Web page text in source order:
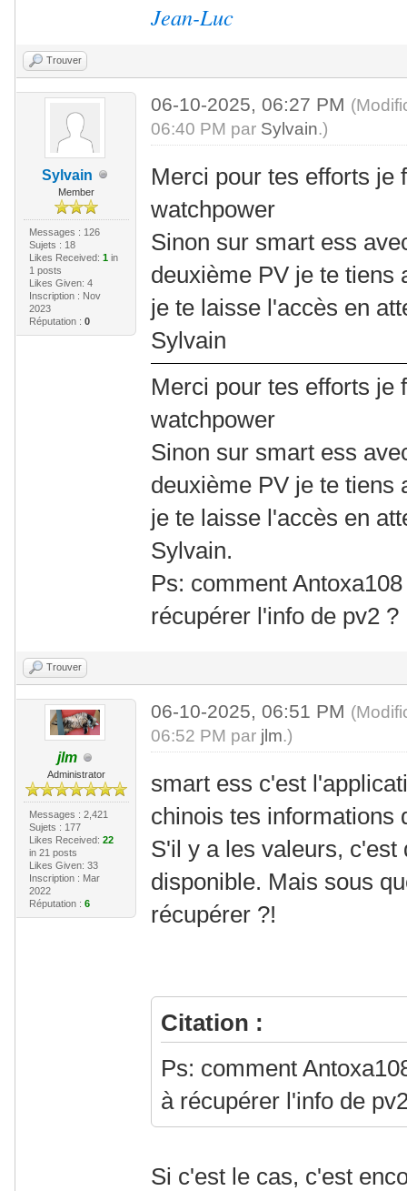
Jean-Luc
Trouver
Sylvain
Member
Messages : 126
Sujets : 18
Likes Received: 1in
1 posts
Likes Given: 4
Inscription : Nov
2023
Réputation : 0
06-10-2025, 06:27 PM
06:40 PM par Sylvain.)
Merci pour tes efforts je
watchpower
Sinon sur smart ess
deuxième PV je te tiens
je te laisse l'accès en
Sylvain
Merci pour tes efforts je
watchpower
Sinon sur smart ess
deuxième PV je te tiens
je te laisse l'accès en
Sylvain.
Ps: comment
récupérer l'info de pv2 ?
Trouver
jlm
Administrator
Messages : 2,421
Sujets : 177
Likes Received: 22
in 21 posts
Likes Given: 33
Inscription : Mar
2022
Réputation : 6
06-10-2025, 06:51 PM
06:52 PM par jlm.)
smart ess c'est
chinois tes informations
S'il y a les valeurs, c'est
disponible. Mais sous
récupérer ?!
Citation :
Ps: comment
à récupérer l'info de
Si c'est le cas, c'est